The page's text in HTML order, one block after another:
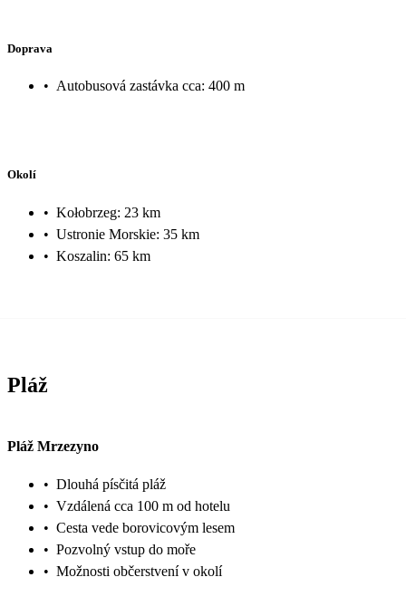
Doprava
• Autobusová zastávka cca: 400 m
Okolí
• Kołobrzeg: 23 km
• Ustronie Morskie: 35 km
• Koszalin: 65 km
Pláž
Pláž Mrzezyno
• Dlouhá písčitá pláž
• Vzdálená cca 100 m od hotelu
• Cesta vede borovicovým lesem
• Pozvolný vstup do moře
• Možnosti občerstvení v okolí